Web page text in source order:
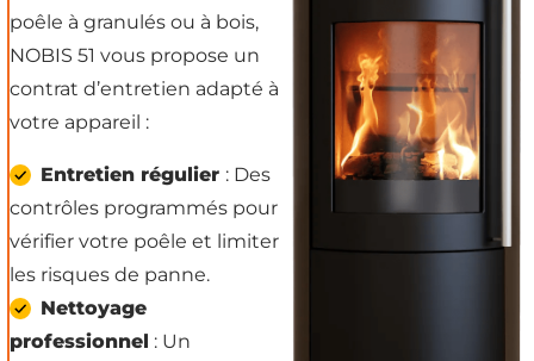
poêle à granulés ou à bois,
NOBIS 51 vous propose un
contrat d’entretien adapté à
votre appareil :
Entretien régulier : Des
contrôles programmés pour
vérifier votre poêle et limiter
les risques de panne.
Nettoyage
professionnel : Un